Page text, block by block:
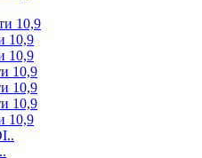
10,9
10,9
10,9
10,9
10,9
10,9
10,9